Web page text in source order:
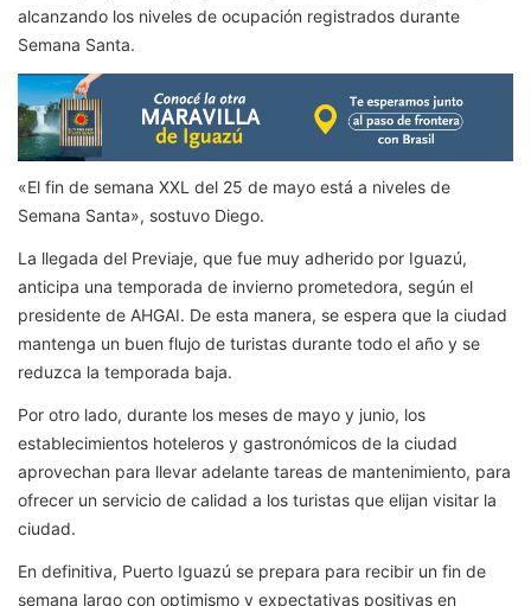
alcanzando los niveles de ocupación registrados durante
Semana Santa.
«El fin de semana XXL del 25 de mayo está a niveles de
Semana Santa», sostuvo Diego.
La llegada del Previaje, que fue muy adherido por Iguazú,
anticipa una temporada de invierno prometedora, según el
presidente de AHGAI. De esta manera, se espera que la ciudad
mantenga un buen flujo de turistas durante todo el año y se
reduzca la temporada baja.
Por otro lado, durante los meses de mayo y junio, los
establecimientos hoteleros y gastronómicos de la ciudad
aprovechan para llevar adelante tareas de mantenimiento, para
ofrecer un servicio de calidad a los turistas que elijan visitar la
ciudad.
En definitiva, Puerto Iguazú se prepara para recibir un fin de
semana largo con optimismo y expectativas positivas en